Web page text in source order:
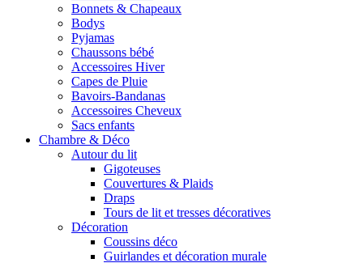
Bonnets & Chapeaux
Bodys
Pyjamas
Chaussons bébé
Accessoires Hiver
Capes de Pluie
Bavoirs-Bandanas
Accessoires Cheveux
Sacs enfants
Chambre & Déco
Autour du lit
Gigoteuses
Couvertures & Plaids
Draps
Tours de lit et tresses décoratives
Décoration
Coussins déco
Guirlandes et décoration murale